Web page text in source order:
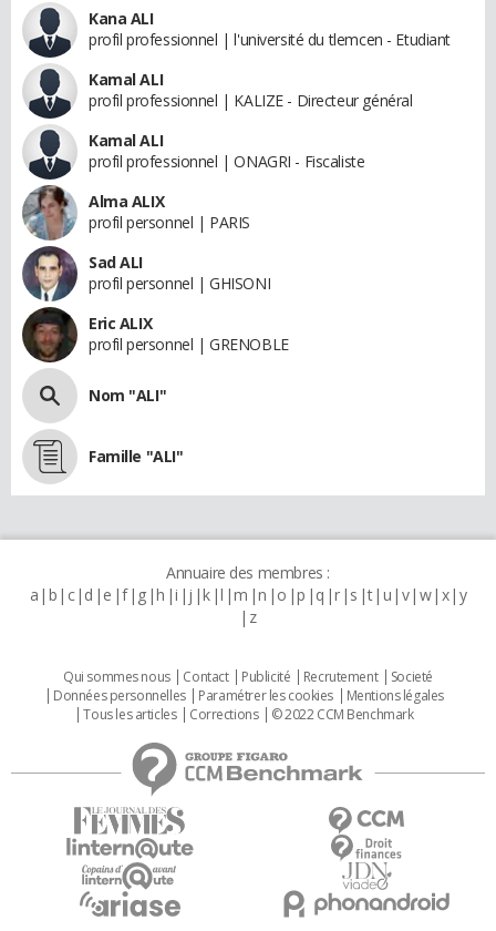
Kana ALI
profil professionnel | l'université du tlemcen - Etudiant
Kamal ALI
profil professionnel | KALIZE - Directeur général
Kamal ALI
profil professionnel | ONAGRI - Fiscaliste
Alma ALIX
profil personnel | PARIS
Sad ALI
profil personnel | GHISONI
Eric ALIX
profil personnel | GRENOBLE
Nom "ALI"
Famille "ALI"
Annuaire des membres :
a b c d e f g h i j k l m n o p q r s t u v w x y
z
Qui sommes nous Contact Publicité Recrutement
Societé
Données personnelles
Paramétrer les cookies
Mentions légales
Tous les articles
Corrections © 2022 CCM Benchmark